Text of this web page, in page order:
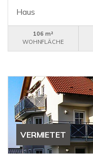
Haus
106 m²
WOHNFLÄCHE
VERMIETET